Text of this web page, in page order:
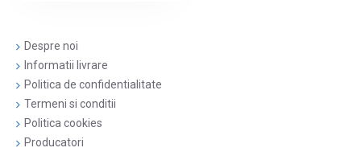
Despre noi
Informatii livrare
Politica de confidentialitate
Termeni si conditii
Politica cookies
Producatori